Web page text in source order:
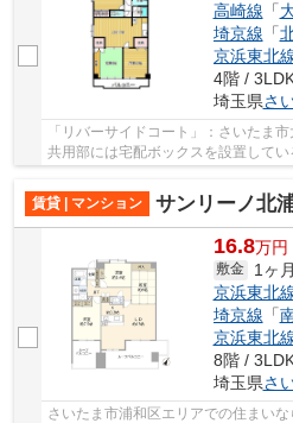
高崎線 「
埼京線 「
京浜東北
4階 /
埼玉県さ
「リバーサイドコート」：さいたま
共用部には宅配ボックスを設置して
賃貸 | マンション
サンリーノ北浦
16.8万円
敷金 1ヶ月
京浜東北
埼京線 「
京浜東北
8階 /
埼玉県さ
さいたま市浦和区エリアでの住まい